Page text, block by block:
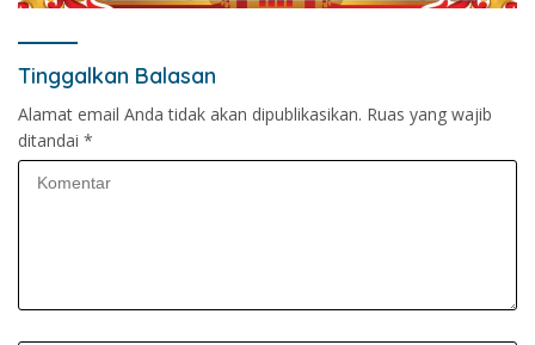
Tinggalkan Balasan
Alamat email Anda tidak akan dipublikasikan. Ruas yang wajib
ditandai *